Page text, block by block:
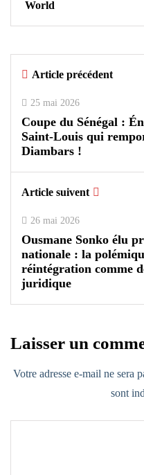
World
Article précédent
25 mai 2026
Coupe du Sénégal :
Saint-Louis qui
Diambars !
Article suivent
26 mai 2026
Ousmane Sonko élu
nationale : la
réintégration comme
juridique
Laisser un
Votre adresse e-mail ne sera
sont